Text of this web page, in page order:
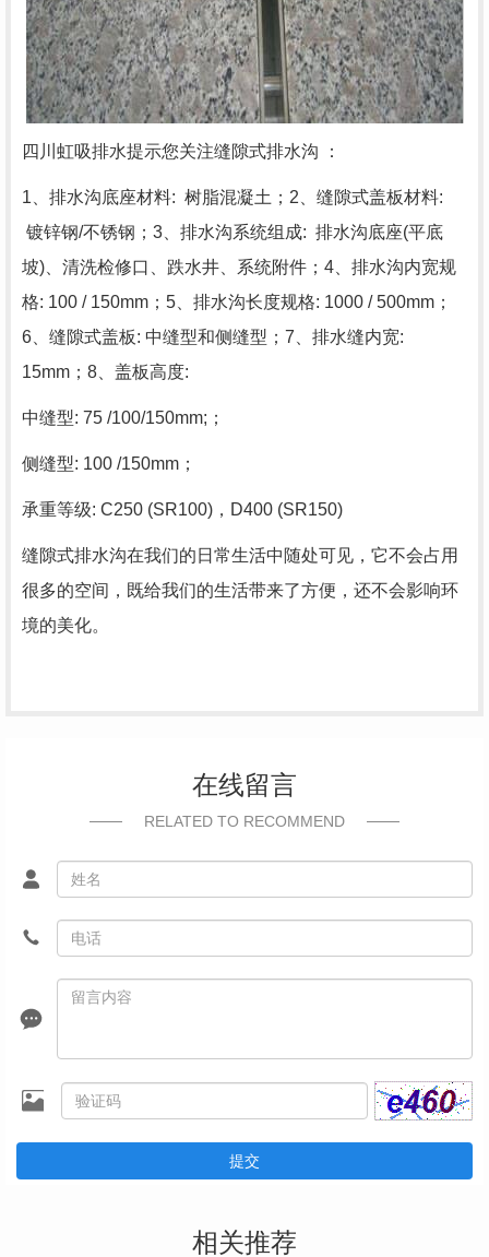
四川虹吸排水提示您关注缝隙式排水沟 ：
1、排水沟底座材料: 树脂混凝土；2、缝隙式盖板材料:
镀锌钢/不锈钢；3、排水沟系统组成: 排水沟底座(平底
坡)、清洗检修口、跌水井、系统附件；4、排水沟内宽规
格: 100 / 150mm；5、排水沟长度规格: 1000 / 500mm；
6、缝隙式盖板: 中缝型和侧缝型；7、排水缝内宽:
15mm；8、盖板高度:
中缝型: 75 /100/150mm;；
侧缝型: 100 /150mm；
承重等级: C250 (SR100)，D400 (SR150)
缝隙式排水沟在我们的日常生活中随处可见，它不会占用
很多的空间，既给我们的生活带来了方便，还不会影响环
境的美化。
在线留言
RELATED TO RECOMMEND
提交
相关推荐